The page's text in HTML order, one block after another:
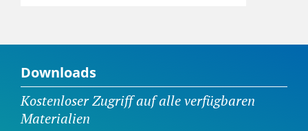
Downloads
Kostenloser Zugriff auf alle verfügbaren
Materialien